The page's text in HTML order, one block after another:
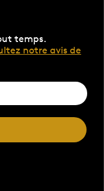
temps.
notre avis de